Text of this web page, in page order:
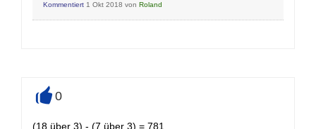
Kommentiert 1 Okt 2018 von Roland
0
(18 über 3) - (7 über 3) = 781